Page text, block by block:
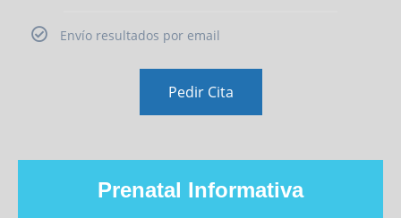
Envío resultados por email
Pedir Cita
Prenatal Informativa